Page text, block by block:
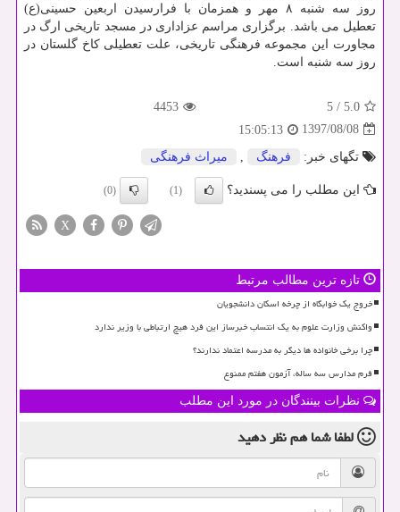
روز سه شنبه ۸ مهر و همزمان با فرارسیدن اربعین حسینی(ع)
تعطیل می باشد. برگزاری مراسم عزاداری در مسجد تاریخی ارگ در
مجاورت این مجموعه فرهنگی تاریخی، علت تعطیلی كاخ گلستان در
روز سه شنبه است.
5.0
/
5
4453
1397/08/08
15:05:13
تگهای خبر:
فرهنگ , میراث فرهنگی
این مطلب را می پسندید؟ (1)
(0)
X
تازه ترین مطالب مرتبط
خروج یک خوابگاه از چرخه اسکان دانشجویان
واکنش وزارت علوم به یک انتساب خبرساز این فرد هیچ ارتباطی با وزیر ندارد
چرا برخی خانواده ها دیگر به مدرسه اعتماد ندارند؟
فرم مدارس سه ساله، آزمون هفتم ممنوع
نظرات بینندگان در مورد این مطلب
لطفا شما همنظر دهید